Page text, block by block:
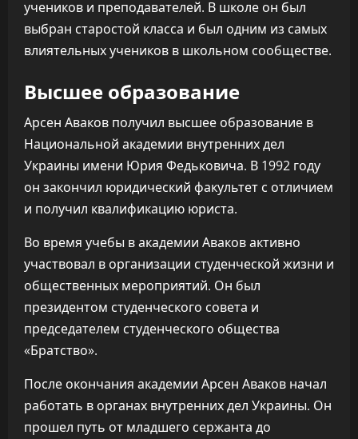
учеников и преподавателей. В школе он был
выбран старостой класса и был одним из самых
влиятельных учеников в школьном сообществе.
Высшее образование
Арсен Аваков получил высшее образование в
Национальной академии внутренних дел
Украины имени Юрия Федьковича. В 1992 году
он закончил юридический факультет с отличием
и получил квалификацию юриста.
Во время учебы в академии Аваков активно
участвовал в организации студенческой жизни и
общественных мероприятий. Он был
президентом студенческого совета и
председателем студенческого общества
«Братство».
После окончания академии Арсен Аваков начал
работать в органах внутренних дел Украины. Он
прошел путь от младшего сержанта до